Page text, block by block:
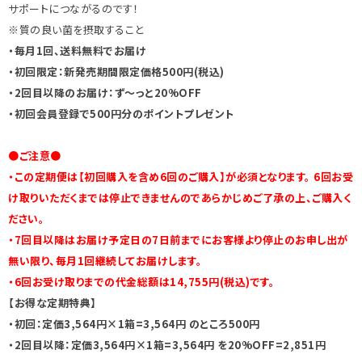
サポートにつながるのです！
※質の良い菌を摂取すること
・毎月1回、送料無料でお届け
・初回限定：新発売期間限定価格500円(税込)
・2回目以降のお届け：ず～っと20%OFF
・初回会員登録で500円分のポイントプレゼント
●ご注意●
・この定期便は【初回購入を含め6回のご購入】が必須となります。 6回お受
け取りいただくまでは停止できませんのであらかじめご了承の上、ご購入く
ださい。
・7回目以降はお届け予定日の7日前までにお客様より停止のお申し出が
無い限り、毎月1回継続してお届けします。
・6回お受け取りまでの代金総額は14,755円(税込)です。
【お得な定期特典】
・初回：定価3,564円×1箱=3,564円 のところ500円
・2回目以降：定価3,564円×1箱=3,564円 を20%OFF=2,851円